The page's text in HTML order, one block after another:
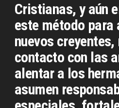
Cristianas, y aún
este método para
nuevos
contacto con las
alentar a los
asumen